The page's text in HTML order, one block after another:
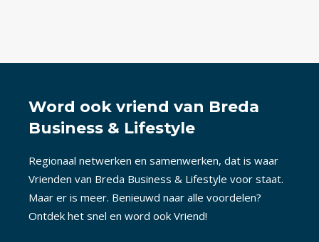
Word ook vriend van Breda
Business & Lifestyle
Regionaal netwerken en samenwerken, dat is waar
Vrienden van Breda Business & Lifestyle voor staat.
Maar er is meer. Benieuwd naar alle voordelen?
Ontdek het snel en word ook Vriend!